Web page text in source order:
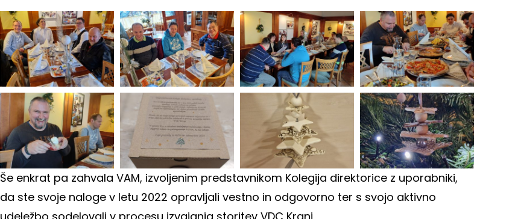
Še enkrat pa zahvala VAM, izvoljenim predstavnikom Kolegija direktorice z uporabniki,
da ste svoje naloge v letu 2022 opravljali vestno in odgovorno ter s svojo aktivno